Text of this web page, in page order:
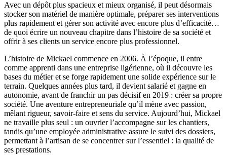
Avec un dépôt plus spacieux et mieux organisé, il peut désormais
stocker son matériel de manière optimale, préparer ses interventions
plus rapidement et gérer son activité avec encore plus d’efficacité…
de quoi écrire un nouveau chapitre dans l’histoire de sa société et
offrir à ses clients un service encore plus professionnel.
L’histoire de Mickael commence en 2006. À l’époque, il entre
comme apprenti dans une entreprise ligérienne, où il découvre les
bases du métier et se forge rapidement une solide expérience sur le
terrain. Quelques années plus tard, il devient salarié et gagne en
autonomie, avant de franchir un pas décisif en 2019 : créer sa propre
société. Une aventure entrepreneuriale qu’il mène avec passion,
mêlant rigueur, savoir-faire et sens du service. Aujourd’hui, Mickael
ne travaille plus seul : un ouvrier l’accompagne sur les chantiers,
tandis qu’une employée administrative assure le suivi des dossiers,
permettant à l’artisan de se concentrer sur l’essentiel : la qualité de
ses prestations.